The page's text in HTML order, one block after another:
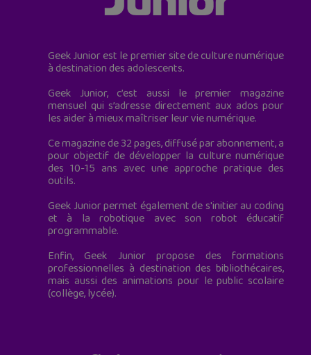
Geek Junior est le premier site de culture numérique
à destination des adolescents.
Geek Junior, c’est aussi le premier magazine
mensuel qui s’adresse directement aux ados pour
les aider à mieux maîtriser leur vie numérique.
Ce magazine de 32 pages, diffusé par abonnement, a
pour objectif de développer la culture numérique
des 10-15 ans avec une approche pratique des
outils.
Geek Junior permet également de s'initier au coding
et à la robotique avec son robot éducatif
programmable.
Enfin, Geek Junior propose des formations
professionnelles à destination des bibliothécaires,
mais aussi des animations pour le public scolaire
(collège, lycée).